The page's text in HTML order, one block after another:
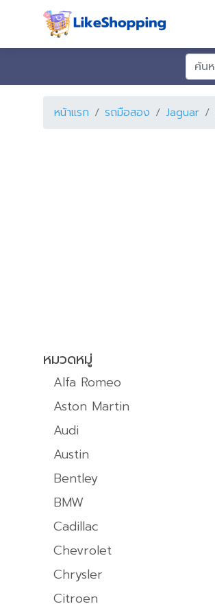
หน้าแรก รถมือสอง Jaguar
หมวดหมู่
Alfa Romeo
Aston Martin
Audi
Austin
Bentley
BMW
Cadillac
Chevrolet
Chrysler
Citroen